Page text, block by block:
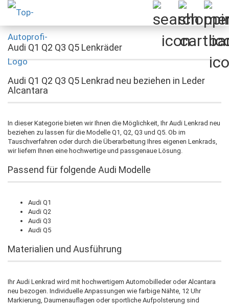
Audi Q1 Q2 Q3 Q5 Lenkräder
Audi Q1 Q2 Q3 Q5 Lenkrad neu beziehen in Leder
Alcantara
In dieser Kategorie bieten wir Ihnen die Möglichkeit, Ihr Audi Lenkrad neu
beziehen zu lassen für die Modelle Q1, Q2, Q3 und Q5. Ob im
Tauschverfahren oder durch die Überarbeitung Ihres eigenen Lenkrads,
wir liefern Ihnen eine hochwertige und passgenaue Lösung.
Passend für folgende Audi Modelle
Audi Q1
Audi Q2
Audi Q3
Audi Q5
Materialien und Ausführung
Ihr Audi Lenkrad wird mit hochwertigem Automobilleder oder Alcantara
neu bezogen. Individuelle Anpassungen wie farbige Nähte, 12 Uhr
Markierung, Daumenauflagen oder sportliche Aufpolsterung sind